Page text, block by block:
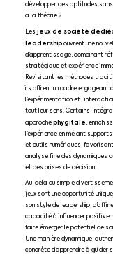
développer ces aptitudes
à la théorie ?
Les jeux de société
leadershipouvrent une
d’apprentissage, combinant
stratégique et expérience
Revisitant les méthodes
ils offrent un cadre engageant
l’expérimentation et
tout leur sens. Certains,
approchephygitale,
l’expérience en mêlant
et outils numériques, favorisant
analyse fine des dynamiques
et des prises de décision.
Au-delà du simple
jeux sont une opportunité unique
son style de leadership,
capacité à influencer
faire émerger le potentiel de
Une manière dynamique,
concrète d’apprendre à guider